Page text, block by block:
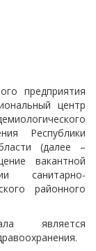
предприятия
центр
Республики
(далее –
вакантной
санитарно-
районного
является